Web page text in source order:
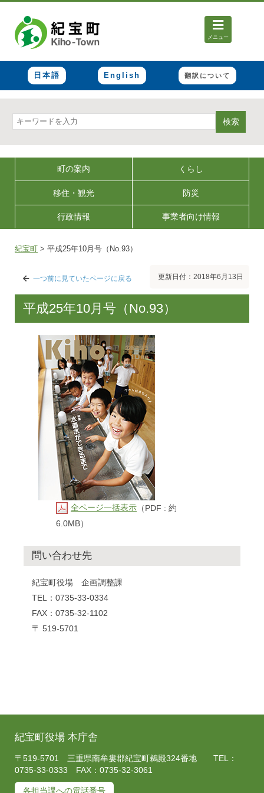
メニュー
日本語 English 翻訳について
検索
町の案内 くらし
移住・観光 防災
行政情報 事業者向け情報
紀宝町 > 平成25年10月号（No.93）
一つ前に見ていたページに戻る 更新日付：2018年6月13日
平成25年10月号（No.93）
全ページ一括表示 （PDF : 約
6.0MB）
問い合わせ先
紀宝町役場 企画調整課
TEL：0735-33-0334
FAX：0735-32-1102
〒 519-5701
紀宝町役場 本庁舎
〒519-5701 三重県南牟婁郡紀宝町鵜殿324番地 TEL：
0735-33-0333 FAX：0735-32-3061
各担当課への電話番号